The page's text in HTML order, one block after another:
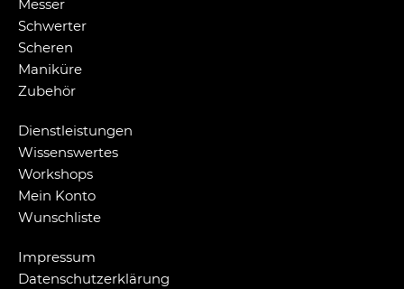
Messer
Schwerter
Scheren
Maniküre
Zubehör
Dienstleistungen
Wissenswertes
Workshops
Mein Konto
Wunschliste
Impressum
Datenschutzerklärung